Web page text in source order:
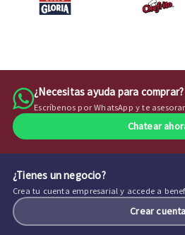
¿Necesitas ayuda para comprar?
Escríbenos por WhatsApp y te
Chatear
¿Tienes un negocio?
Crea tu cuenta empresarial y accede a
Crear cuenta